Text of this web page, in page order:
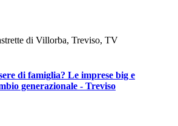
di Villorba, Treviso, TV
di famiglia? Le imprese big e
generazionale - Treviso